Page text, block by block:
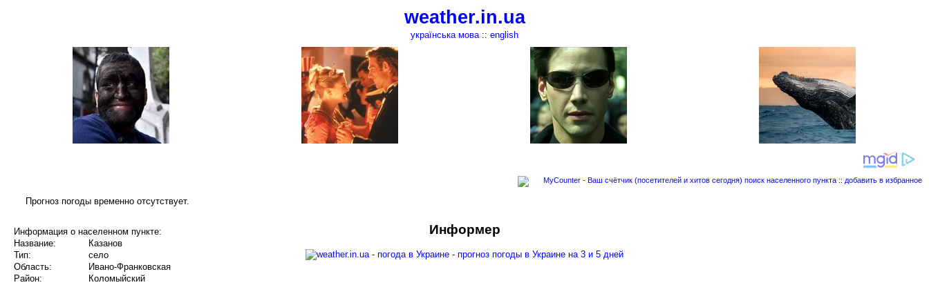
weather.in.ua
українська мова:: english
поиск населенного пункта :: добавить в избранное
Прогноз погоды временно отсутствует.
Информация о населенном пункте:
Название:
Казанов
Тип:
село
Область:
Ивано-Франковская
Район:
Коломыйский
Информер